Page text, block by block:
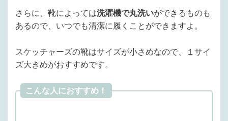
さらに、靴によっては洗濯機で丸洗いができるものも
あるので、いつでも清潔に履くことができますよ。
スケッチャーズの靴はサイズが小さめなので、１サイ
ズ大きめがおすすめです。
こんな人におすすめ！